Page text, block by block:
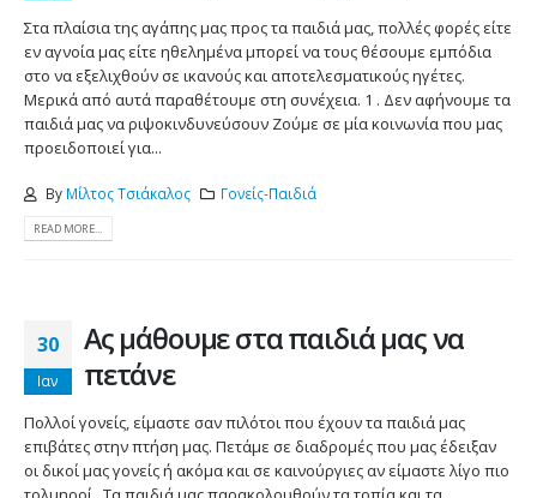
Στα πλαίσια της αγάπης μας προς τα παιδιά μας, πολλές φορές είτε
εν αγνοία μας είτε ηθελημένα μπορεί να τους θέσουμε εμπόδια
στο να εξελιχθούν σε ικανούς και αποτελεσματικούς ηγέτες.
Μερικά από αυτά παραθέτουμε στη συνέχεια. 1 . Δεν αφήνουμε τα
παιδιά μας να ριψοκινδυνεύσουν Ζούμε σε μία κοινωνία που μας
προειδοποιεί για...
By Μίλτος Τσιάκαλος Γονείς-Παιδιά
READ MORE...
30
Ιαν
Ας μάθουμε στα παιδιά μας να
πετάνε
Πολλοί γονείς, είμαστε σαν πιλότοι που έχουν τα παιδιά μας
επιβάτες στην πτήση μας. Πετάμε σε διαδρομές που μας έδειξαν
οι δικοί μας γονείς ή ακόμα και σε καινούργιες αν είμαστε λίγο πιο